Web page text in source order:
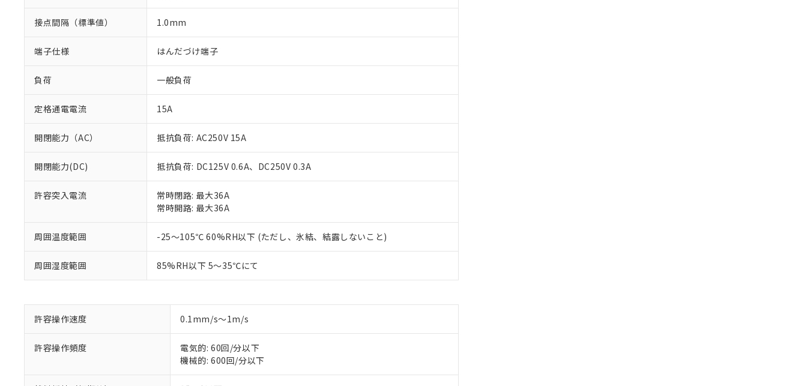
接点間隔（標準値） 1.0mm
端子仕様 はんだづけ端子
負荷 一般負荷
定格通電電流 15A
開閉能力（AC） 抵抗負荷: AC250V 15A
開閉能力(DC) 抵抗負荷: DC125V 0.6A、DC250V 0.3A
許容突入電流
常時閉路: 最大36A
常時開路: 最大36A
周囲温度範囲 -25～105℃ 60%RH以下 (ただし、氷結、結露しないこと)
周囲湿度範囲 85%RH以下 5～35℃にて
許容操作速度 0.1mm/s～1m/s
許容操作頻度
電気的: 60回/分以下
機械的: 600回/分以下
ご利用条件
以下の条件をお読みいただき、同意のうえご利用ください。
※1 対応状況
対応済み：EU RoHS指令（10物質）の非含有に対応した製品が提供可能な商品です。
対応予定なし：EU RoHS指令（10物質）の非含有に非対応の商品で、対応品を出す予定はありません。
調査・確認中：EU RoHS指令（10物質）の非含有の対応状況を調査中または確認中の商品です。
非該当品：ライセンス料など無形物で、有害物質有無と関係のない商品です。
仕入先様の事情により、非含有部品としていたものが、含有品と判明した場合などやむを得ず変更すること
があります。
「○」：最大均質材料含有率が中国RoHSの基準値以下であることを示します。
「×」：最大均質材料含有率が中国RoHSの基準値を超えていることを示します。